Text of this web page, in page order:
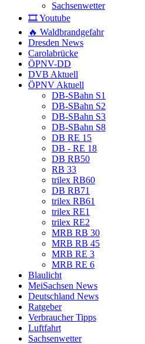
Sachsenwetter
🎞️ Youtube
🔥 Waldbrandgefahr
Dresden News
Carolabrücke
ÖPNV-DD
DVB Aktuell
ÖPNV Aktuell
DB-SBahn S1
DB-SBahn S2
DB-SBahn S3
DB-SBahn S8
DB RE 15
DB - RE 18
DB RB50
RB 33
trilex RB60
DB RB71
trilex RB61
trilex RE1
trilex RE2
MRB RB 30
MRB RB 45
MRB RE 3
MRB RE 6
Blaulicht
MeiSachsen News
Deutschland News
Ratgeber
Verbraucher Tipps
Luftfahrt
Sachsenwetter